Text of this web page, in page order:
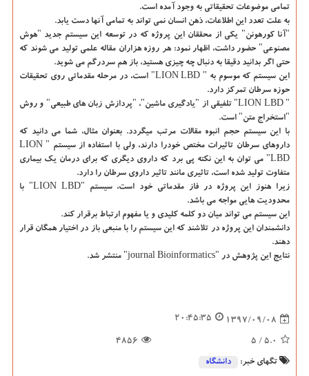
تمامی موضوعات تحقیقاتی به وجود آمده است.
به علت تعدد این اطلاعات، ذهن انسان نمی تواند به تمامی آنها دست یابد.
"آنا كورهونن" یكی از محققان این پروژه كه در توسعه این سیستم جدید "هوش
مصنوعی" حضور داشت، اظهار نمود: هر روزه هزاران مقاله علمی تولید می شوند كه
حتی اگر بدانید دقیقا به دنبال چه چیزی هستید، باز هم سردرگم می شوید.
این سیستم كه موسوم به " LION LBD" است، در مرحله مقدماتی روی تحقیقات
حوزه سرطان تمركز دارد.
" LION LBD" تلفیقی از "یادگیری ماشین"، "پردازش زبان های طبیعی" و روش
"استخراج متن" است.
با این سیستم حجم انبوه مقالات مرتب میگردد. بعنوان مثال، شما می دانید كه
داروهای سرطان تاثیرات مختص خودرا دارند، ولی با استفاده از سیستم " LION
LBD" می توان به این نكته پی برد كه داروی دیگری كه برای درمان یك بیماری
متفاوت تولید شده است، تاثیری مانند تاثیر داروی سرطان را دارد.
زیرا هنوز این پروژه در فاز مقدماتی خود است، سیستم "LION LBD" با
محدودیت هایی مواجه می باشد.
این سیستم می تواند میان دو كلمه كلیدی و یا مفهوم ارتباط برقرار كند.
دانشمندان این پروژه در تلاشند كه این سیستم را با منبعی باز در اختیار همگان قرار
دهند.
نتایج این پژوهش در "journal Bioinformatics" منتشر شد.
1397/09/08
20:45:35
5.0
/ 5
4856
تگهای خبر: دانشگاه‌